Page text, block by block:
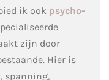
ik ook psycho-
zijn door
Hier is
spanning,